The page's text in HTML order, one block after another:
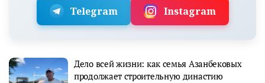
Telegram Instagram
Дело всей жизни: как семья Азанбековых
продолжает строительную династию